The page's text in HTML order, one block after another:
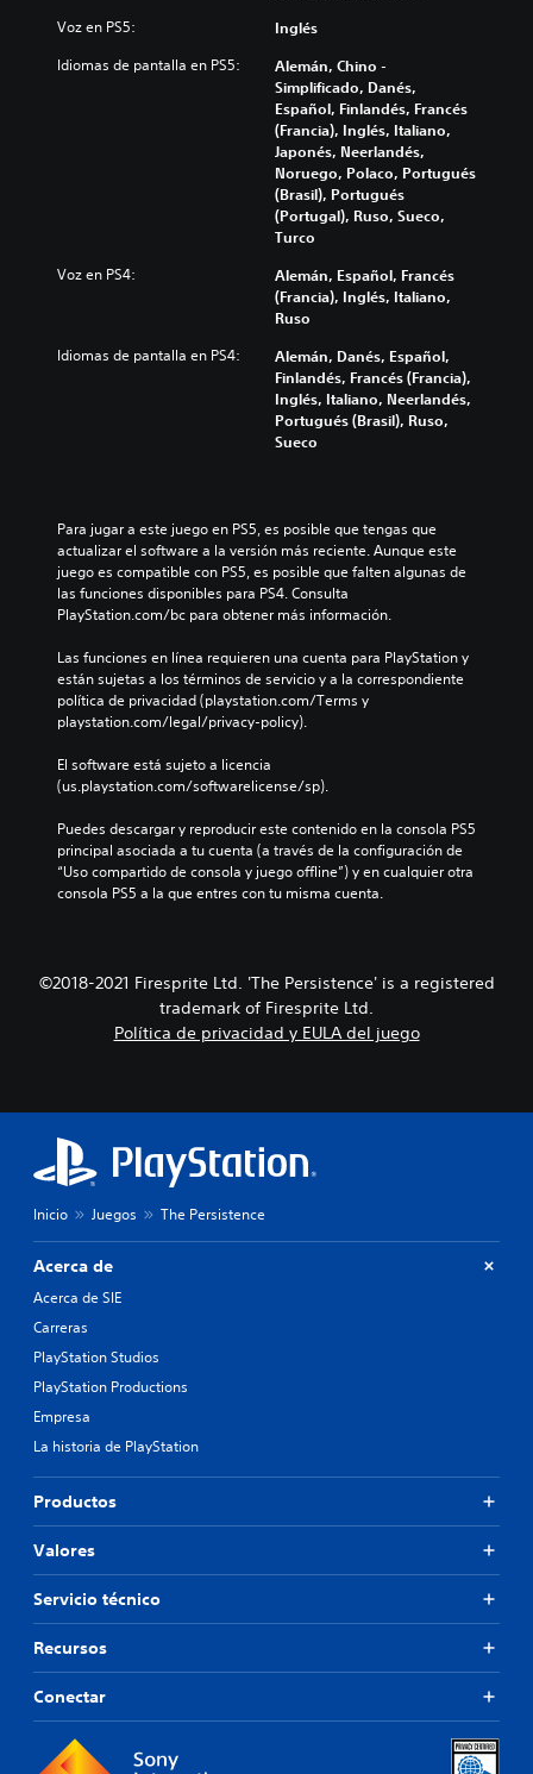
Voz en PS5: Inglés
Idiomas de pantalla en PS5:
Alemán, Chino -
Simplificado, Danés,
Español, Finlandés, Francés
(Francia), Inglés, Italiano,
Japonés, Neerlandés,
Noruego, Polaco, Portugués
(Brasil), Portugués
(Portugal), Ruso, Sueco,
Turco
Voz en PS4:
Alemán, Español, Francés
(Francia), Inglés, Italiano,
Ruso
Idiomas de pantalla en PS4:
Alemán, Danés, Español,
Finlandés, Francés (Francia),
Inglés, Italiano, Neerlandés,
Portugués (Brasil), Ruso,
Sueco
Para jugar a este juego en PS5, es posible que tengas que
actualizar el software a la versión más reciente. Aunque este
juego es compatible con PS5, es posible que falten algunas de
las funciones disponibles para PS4. Consulta
PlayStation.com/bc para obtener más información.
Las funciones en línea requieren una cuenta para PlayStation y
están sujetas a los términos de servicio y a la correspondiente
política de privacidad (playstation.com/Terms y
playstation.com/legal/privacy-policy).
El software está sujeto a licencia
(us.playstation.com/softwarelicense/sp).
Puedes descargar y reproducir este contenido en la consola PS5
principal asociada a tu cuenta (a través de la configuración de
“Uso compartido de consola y juego offline”) y en cualquier otra
consola PS5 a la que entres con tu misma cuenta.
©2018-2021 Firesprite Ltd. 'The Persistence' is a registered
trademark of Firesprite Ltd.
Política de privacidad y EULA del juego
Inicio Juegos The Persistence
Acerca de
Acerca de SIE
Carreras
PlayStation Studios
PlayStation Productions
Empresa
La historia de PlayStation
Productos
Valores
Servicio técnico
Recursos
Conectar